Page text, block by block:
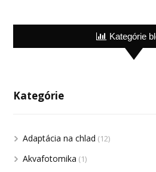
Kategórie
Kategórie
Adaptácia na chlad (12)
Akvafotomika (1)